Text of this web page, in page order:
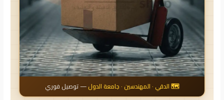
🗺️ الدقي · المهندسين · جامعة الدول— توصيل فوري